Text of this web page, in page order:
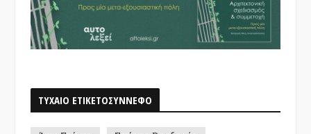
ΤΥΧΑΙΟ ΕΤΙΚΕΤΟΣΥΝΝΕΦΟ